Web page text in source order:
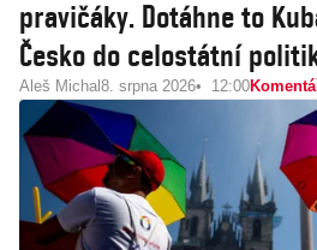
pravičáky. Dotáhne to
Česko do celostátní
Aleš Michal 8. srpna 2026 12:00